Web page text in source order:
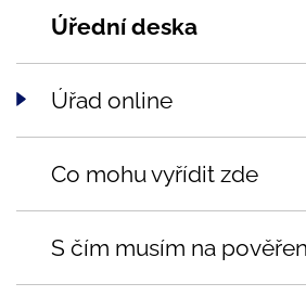
Úřední deska
Úřad online
Co mohu vyřídit zde
S čím musím na